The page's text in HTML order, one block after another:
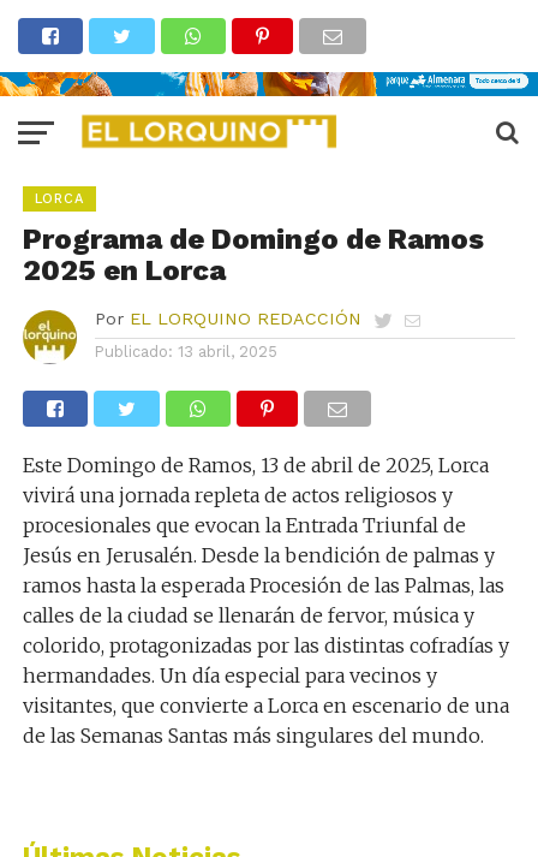
LORCA
Programa de Domingo de Ramos
2025 en Lorca
Por EL LORQUINO REDACCIÓN
Publicado: 13 abril, 2025
Este Domingo de Ramos, 13 de abril de 2025, Lorca
vivirá una jornada repleta de actos religiosos y
procesionales que evocan la Entrada Triunfal de
Jesús en Jerusalén. Desde la bendición de palmas y
ramos hasta la esperada Procesión de las Palmas, las
calles de la ciudad se llenarán de fervor, música y
colorido, protagonizadas por las distintas cofradías y
hermandades. Un día especial para vecinos y
visitantes, que convierte a Lorca en escenario de una
de las Semanas Santas más singulares del mundo.